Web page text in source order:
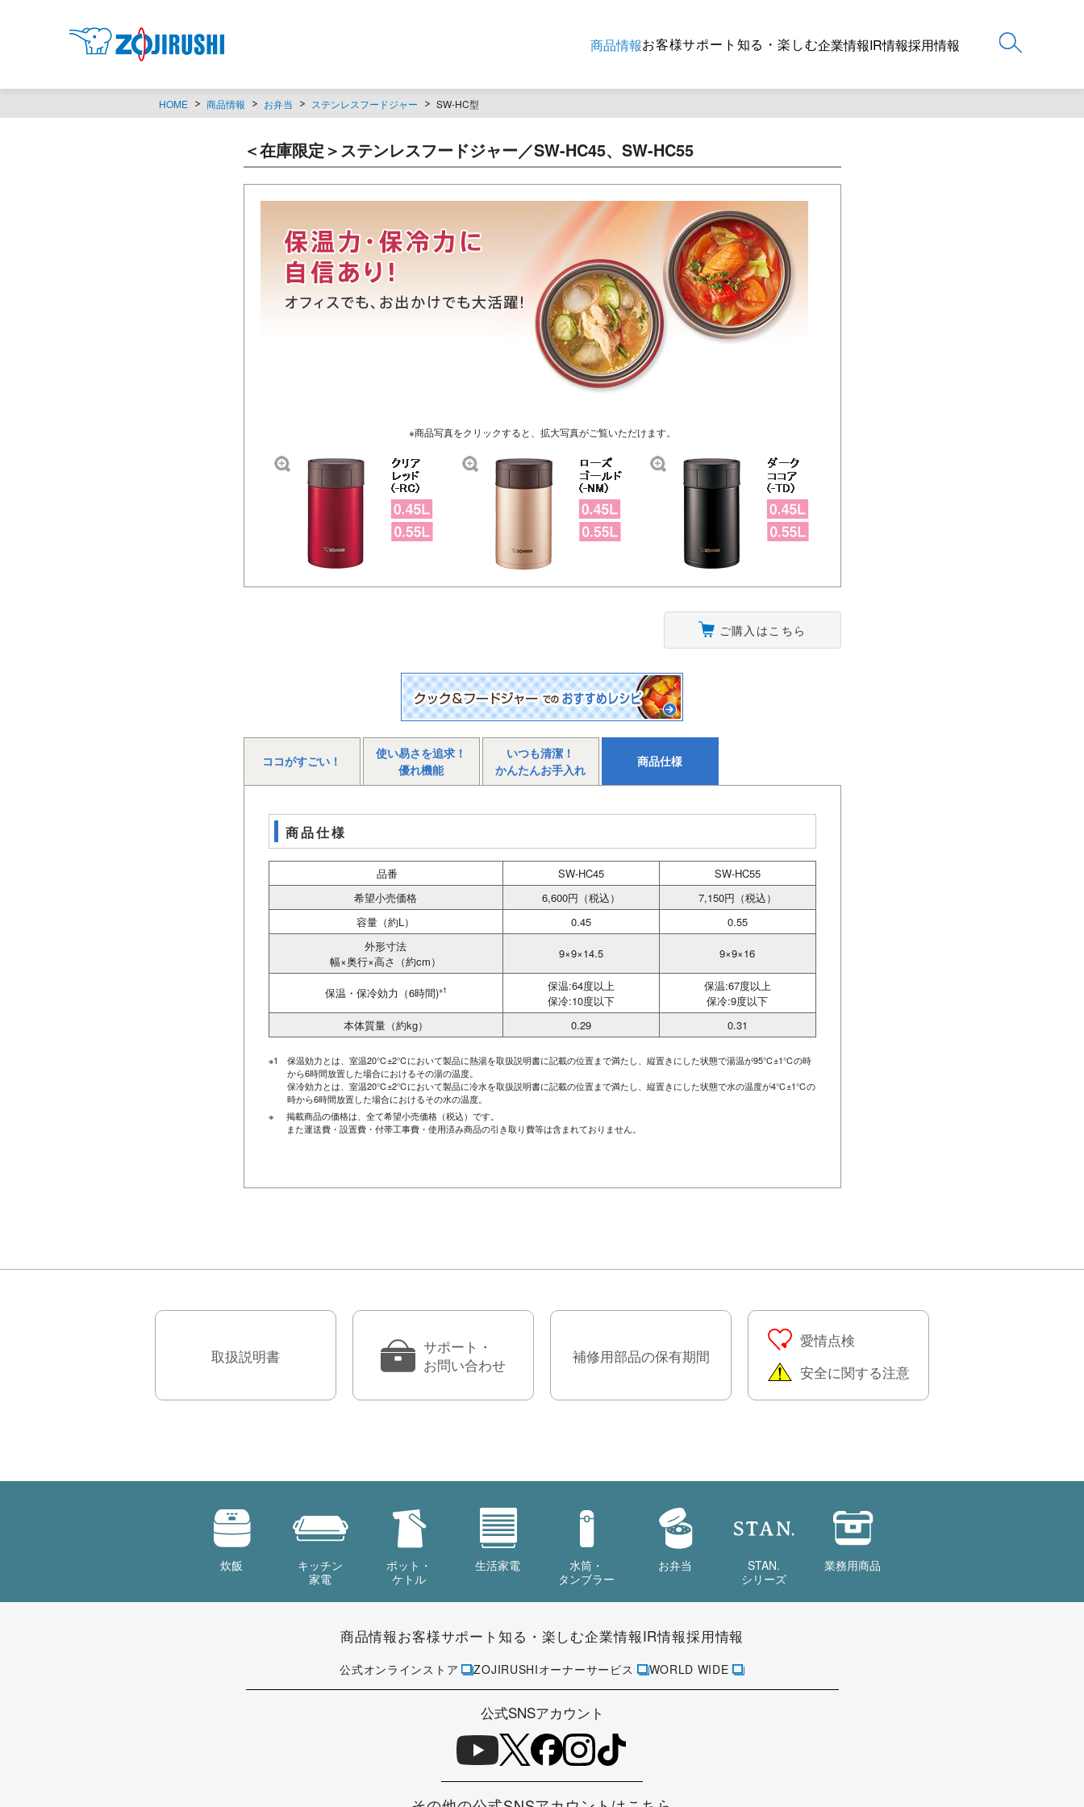
商品情報お客様サポート 知る・楽しむ企業情報IR情報採用情報
HOME 商品情報 お弁当 ステンレスフードジャー SW-HC型
＜在庫限定＞ステンレスフードジャー／SW-HC45、SW-HC55
※商品写真をクリックすると、拡大写真がご覧いただけます。
ご購入はこちら
ココがすごい！
使い易さを追求！
優れ機能
いつも清潔！
かんたんお手入れ
商品仕様
商品仕様
品番 SW-HC45
SW-HC55
希望小売価格
6,600円（税込）
7,150円（税込）
容量（約L）
0.45
0.55
外形寸法
幅×奥行×高さ（約cm）
9×9×14.5 9×9×16
保温・保冷効力（6時間)※1
保温:64度以上
保冷:10度以下
保温:67度以上
保冷:9度以下
本体質量（約kg）
0.29 0.31
※1
保温効力とは、室温20℃±2℃において製品に熱湯を取扱説明書に記載の位置まで満たし、縦置きにした状態で湯温が95℃±1℃の時
から6時間放置した場合におけるその湯の温度。
保冷効力とは、室温20℃±2℃において製品に冷水を取扱説明書に記載の位置まで満たし、縦置きにした状態で水の温度が4℃±1℃の
時から6時間放置した場合におけるその水の温度。
掲載商品の価格は、全て希望小売価格（税込）です。
また運送費・設置費・付帯工事費・使用済み商品の引き取り費等は含まれておりません。
取扱説明書
サポート・
お問い合わせ
補修用部品の保有期間
愛情点検
安全に関する注意
炊飯
キッチン
家電
ポット・
ケトル
生活家電
水筒・
タンブラー
お弁当
STAN.
シリーズ
業務用商品
商品情報お客様サポート知る・楽しむ企業情報IR情報採用情報
公式オンラインストア ZOJIRUSHIオーナーサービス WORLD WIDE
公式SNSアカウント